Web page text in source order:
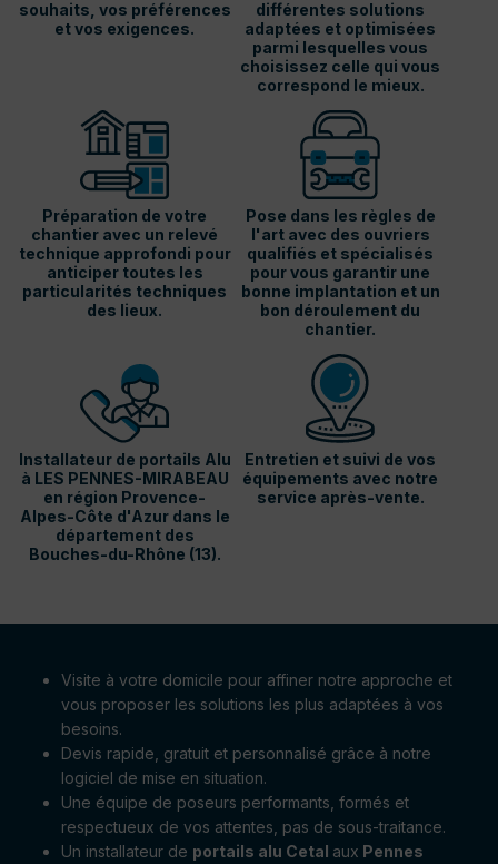
souhaits, vos préférences
et vos exigences.
différentes solutions
adaptées et optimisées
parmi lesquelles vous
choisissez celle qui vous
correspond le mieux.
Préparation de votre
chantier avec un relevé
technique approfondi pour
anticiper toutes les
particularités techniques
des lieux.
Pose dans les règles de
l'art avec des ouvriers
qualifiés et spécialisés
pour vous garantir une
bonne implantation et un
bon déroulement du
chantier.
Installateur de portails Alu
à LES PENNES-MIRABEAU
en région Provence-
Alpes-Côte d'Azur dans le
département des
Bouches-du-Rhône (13).
Entretien et suivi de vos
équipements avec notre
service après-vente.
Visite à votre domicile pour affiner notre approche et
vous proposer les solutions les plus adaptées à vos
besoins.
Devis rapide, gratuit et personnalisé grâce à notre
logiciel de mise en situation.
Une équipe de poseurs performants, formés et
respectueux de vos attentes, pas de sous-traitance.
Un installateur de portails alu Cetal aux Pennes